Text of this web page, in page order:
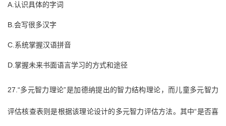
A.认识具体的字词
B.会写很多汉字
C.系统掌握汉语拼音
D.掌握未来书面语言学习的方式和途径
27.“多元智力理论”是加德纳提出的智力结构理论，而儿童多元智力
评估核查表则是根据该理论设计的多元智力评估方法。其中“是否喜